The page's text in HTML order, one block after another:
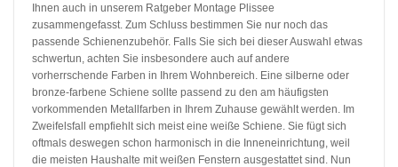
Ihnen auch in unserem Ratgeber Montage Plissee
zusammengefasst. Zum Schluss bestimmen Sie nur noch das
passende Schienenzubehör. Falls Sie sich bei dieser Auswahl etwas
schwertun, achten Sie insbesondere auch auf andere
vorherrschende Farben in Ihrem Wohnbereich. Eine silberne oder
bronze-farbene Schiene sollte passend zu den am häufigsten
vorkommenden Metallfarben in Ihrem Zuhause gewählt werden. Im
Zweifelsfall empfiehlt sich meist eine weiße Schiene. Sie fügt sich
oftmals deswegen schon harmonisch in die Inneneinrichtung, weil
die meisten Haushalte mit weißen Fenstern ausgestattet sind. Nun